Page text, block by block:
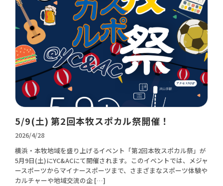
5/9(土) 第2回本牧スポカル祭開催！
2026/4/28
横浜・本牧地域を盛り上げるイベント「第2回本牧スポカル祭」が
5月9日(土)にYC&ACにて開催されます。このイベントでは、メジャ
ースポーツからマイナースポーツまで、さまざまなスポーツ体験や
カルチャーや地域交流の企 […]